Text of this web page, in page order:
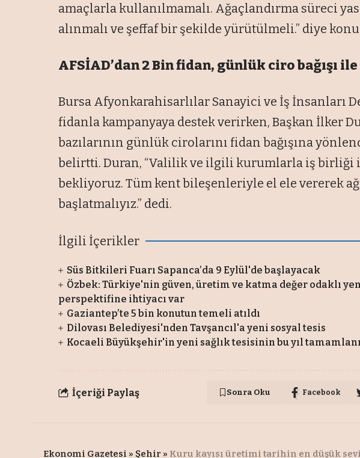
amaçlarla kullanılmamalı. Ağaçlandırma süreci
alınmalı ve şeffaf bir şekilde yürütülmeli.” diye
AFSİAD’dan 2 Bin fidan, günlük ciro bağışı
Bursa Afyonkarahisarlılar Sanayici ve İş İnsanları
fidanla kampanyaya destek verirken, Başkan İlker
bazılarının günlük cirolarını fidan bağışına
belirtti. Duran, “Valilik ve ilgili kurumlarla iş birliği
bekliyoruz. Tüm kent bileşenleriyle el ele vererek
başlatmalıyız.” dedi.
İlgili İçerikler
Süs Bitkileri Fuarı Sapanca’da 9 Eylül'de başlayacak
Özbek: Türkiye'nin güven, üretim ve katma değer odaklı
perspektifine ihtiyacı var
Gaziantep’te 5 bin konutun temeli atıldı
Dilovası Belediyesi'nden Tavşancıl'a yeni sosyal tesis
Kocaeli Büyükşehir'in yeni sağlık tesisinin bu yıl
İçeriği Paylaş Sonra Oku Facebook
Ekonomi Gazetesi » Şehir » Kuru kayısı üretimi tarihin en düşük